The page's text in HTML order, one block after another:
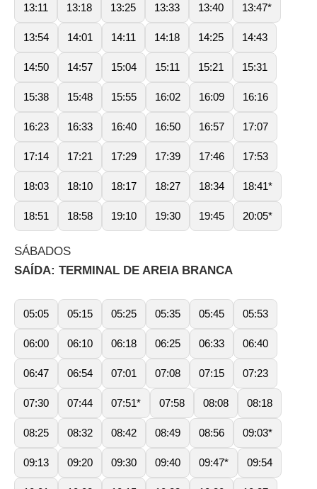
13:11 13:18 13:25 13:33 13:40 13:47*
13:54 14:01 14:11 14:18 14:25 14:43
14:50 14:57 15:04 15:11 15:21 15:31
15:38 15:48 15:55 16:02 16:09 16:16
16:23 16:33 16:40 16:50 16:57 17:07
17:14 17:21 17:29 17:39 17:46 17:53
18:03 18:10 18:17 18:27 18:34 18:41*
18:51 18:58 19:10 19:30 19:45 20:05*
SÁBADOS
SAÍDA: TERMINAL DE AREIA BRANCA
05:05 05:15 05:25 05:35 05:45 05:53
06:00 06:10 06:18 06:25 06:33 06:40
06:47 06:54 07:01 07:08 07:15 07:23
07:30 07:44 07:51* 07:58 08:08 08:18
08:25 08:32 08:42 08:49 08:56 09:03*
09:13 09:20 09:30 09:40 09:47* 09:54